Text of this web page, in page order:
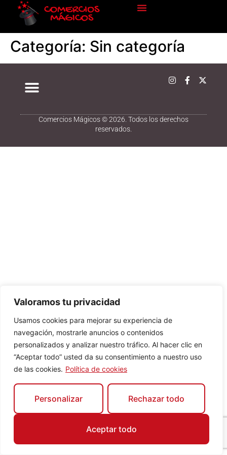
Valoramos tu privacidad
Usamos cookies para mejorar su experiencia de
navegación, mostrarle anuncios o contenidos
personalizados y analizar nuestro tráfico. Al hacer clic en
“Aceptar todo” usted da su consentimiento a nuestro uso
de las cookies. Política de cookies
Personalizar Rechazar todo
Aceptar todo
Categoría: Sin categoría
Comercios Mágicos © 2026. Todos los derechos
reservados.